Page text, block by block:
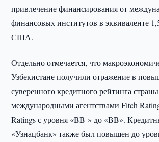
привлечение финансирования от
финансовых институтов в эквиваленте
США.
Отдельно отмечается, что
Узбекистане получили отражение в
суверенного кредитного рейтинга страны
международными агентствами Fitch
Ratings с уровня «BB-» до «BB».
«Узнацбанк» также был повышен до